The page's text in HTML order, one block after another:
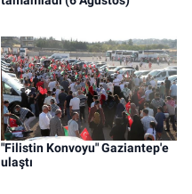
"Filistin Konvoyu" Gaziantep'e
ulaştı